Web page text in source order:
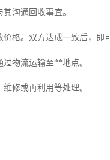
沟通回收事宜。
格。双方达成一致后，即
物流运输至**地点。
修或再利用等处理。